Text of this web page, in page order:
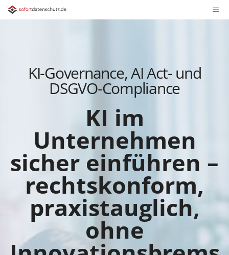
KI-Governance, AI Act- und
DSGVO-Compliance
KI im
Unternehmen
sicher einführen –
rechtskonform,
praxistauglich,
ohne